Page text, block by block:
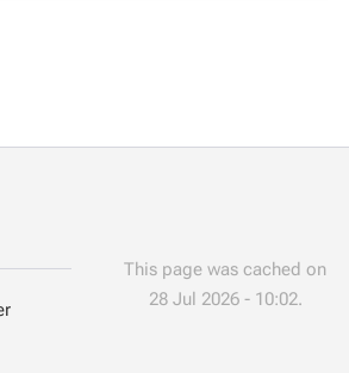
This page was cached on
28 Jul 2026 - 10:02.